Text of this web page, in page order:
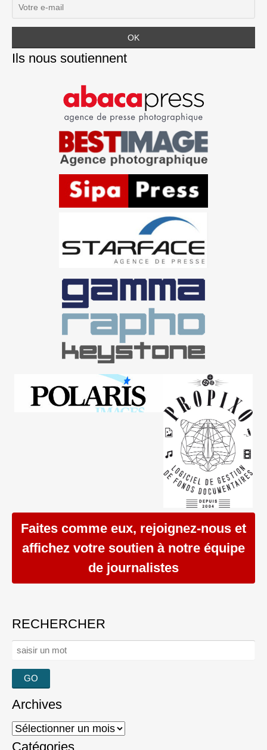
Ils nous soutiennent
Faites comme eux, rejoignez-nous et
affichez votre soutien à notre équipe
de journalistes
RECHERCHER
Rechercher :
Archives
Archives
Catégories